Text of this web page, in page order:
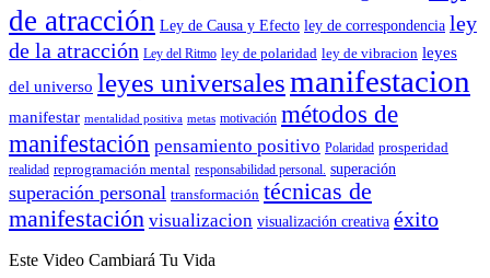
de atracción Ley de Causa y Efecto ley de correspondencia ley
de la atracción Ley del Ritmo ley de polaridad ley de vibracion leyes
del universo leyes universalesmanifestacion
manifestar mentalidad positiva metas motivación métodos de
manifestación pensamiento positivo Polaridad prosperidad
realidad reprogramación mental responsabilidad personal. superación
superación personal transformación técnicas de
manifestación visualizacion visualización creativa éxito
Este Video Cambiará Tu Vida